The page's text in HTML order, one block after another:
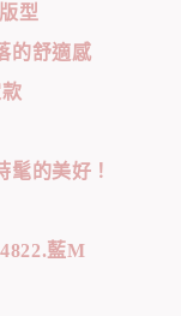
型
的舒適感
髦的美好！
藍M